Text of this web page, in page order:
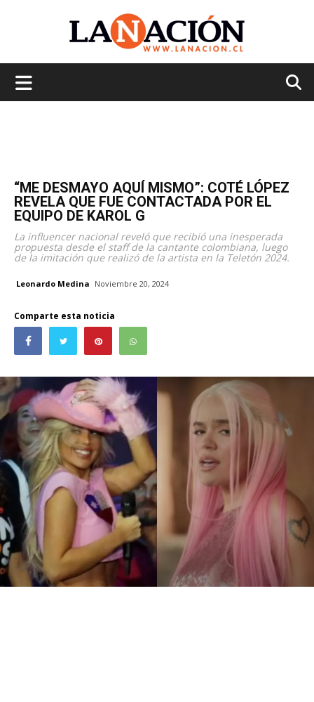
“ME DESMAYO AQUÍ MISMO”: COTÉ LÓPEZ
REVELA QUE FUE CONTACTADA POR EL
EQUIPO DE KAROL G
La influencer nacional reveló que recibió una inesperada
propuesta desde el staff de la cantante colombiana, luego
de la imitación que realizó de la artista en la Teletón 2024.
Leonardo Medina Noviembre 20, 2024
Comparte esta noticia